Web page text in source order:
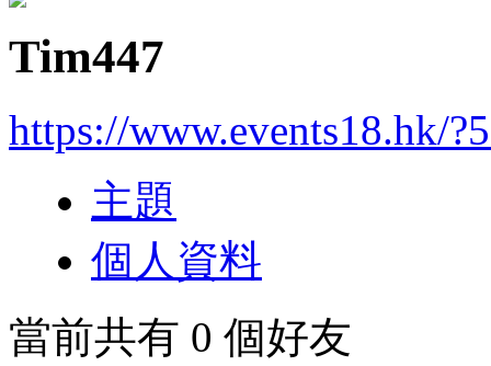
Tim447
https://www.events18.hk/
主題
個人資料
當前共有 0 個好友